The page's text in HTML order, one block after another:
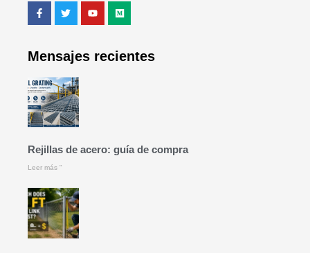
Mensajes recientes
Rejillas de acero: guía de compra
Leer más "